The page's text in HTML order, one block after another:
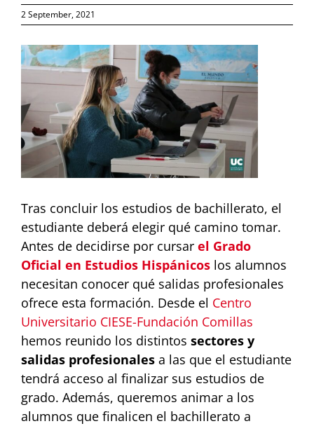
2 September, 2021
View
Larger
Image
Tras concluir los estudios de bachillerato, el
estudiante deberá elegir qué camino tomar.
Antes de decidirse por cursar el Grado
Oficial en Estudios Hispánicos los alumnos
necesitan conocer qué salidas profesionales
ofrece esta formación. Desde el Centro
Universitario CIESE-Fundación Comillas
hemos reunido los distintos sectores y
salidas profesionales a las que el estudiante
tendrá acceso al finalizar sus estudios de
grado. Además, queremos animar a los
alumnos que finalicen el bachillerato a